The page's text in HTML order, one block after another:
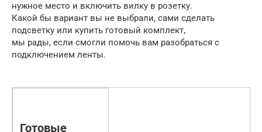
нужное место и включить вилку в розетку.
Какой бы вариант вы не выбрали, сами сделать
подсветку или купить готовый комплект,
мы рады, если смогли помочь вам разобраться с
подключением ленты.
Готовые